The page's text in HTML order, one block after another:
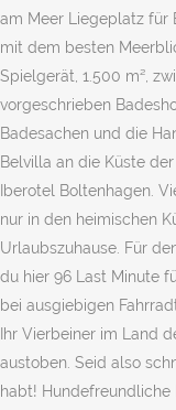
am Meer Liegeplatz für
mit dem besten
Spielgerät, 1.500 m²,
vorgeschrieben
Badesachen und die
Belvilla an die Küste
Iberotel Boltenhagen.
nur in den heimischen
Urlaubszuhause. Für
du hier 96 Last Minute
bei ausgiebigen
Ihr Vierbeiner im Land
austoben. Seid also
habt!